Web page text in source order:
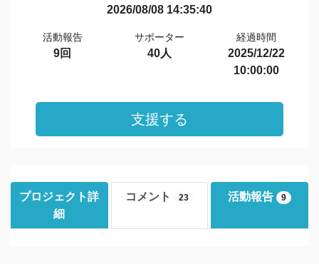
2026/08/08 14:35:40
活動報告
9回
サポーター
40人
経過時間
2025/12/22
10:00:00
支援する
プロジェクト詳
細
コメント 23 活動報告 9